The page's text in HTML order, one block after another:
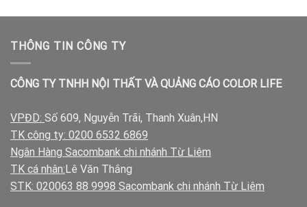
350.00₫.
THÔNG TIN CÔNG TY
CÔNG TY TNHH NỘI THẤT VÀ QUẢNG CÁO COLOR LIFE
VPĐD: Số 609, Nguyễn Trãi, Thanh Xuân,HN
TK công ty: 0200 6532 6869
Ngân Hàng Sacombank chi nhánh Từ Liêm
TK cá nhân:Lê Văn Thắng
STK: 020063 88 9998 Sacombank chi nhánh Từ Liêm